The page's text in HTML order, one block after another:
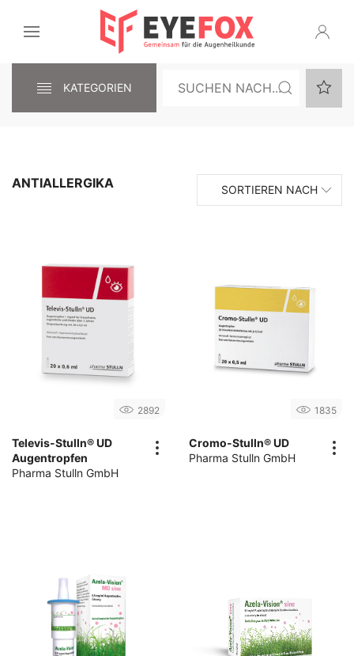
KATEGORIEN
ANTIALLERGIKA SORTIEREN NACH
2892
Televis-Stulln® UD
Augentropfen
Pharma Stulln GmbH
1835
Cromo-Stulln® UD
Pharma Stulln GmbH